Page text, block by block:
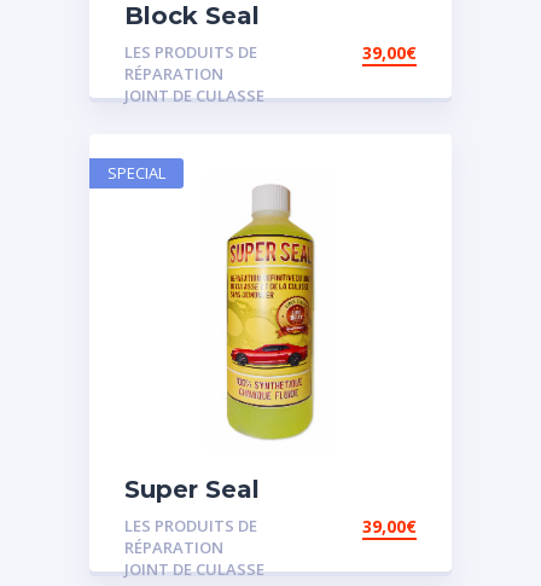
Block Seal
LES PRODUITS DE
RÉPARATION
JOINT DE CULASSE
39,00€
Super Seal
LES PRODUITS DE
RÉPARATION
JOINT DE CULASSE
39,00€
SPECIAL